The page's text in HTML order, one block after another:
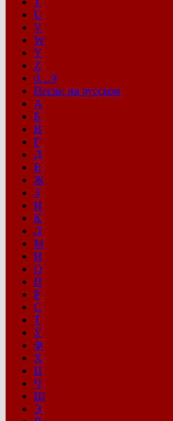
U
V
W
Y
Z
0…9
Песни на русском
А
Б
В
Г
Д
Е
Ж
З
И
К
Л
М
Н
О
П
Р
С
Т
У
Ф
Х
Ц
Ч
Ш
Э